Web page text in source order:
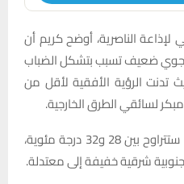
لإذاعة الناصرية، أوضح كريم أن
جوي ضعيف تسبب بتشكل الضباب
تدنت الرؤية الأفقية لأقل من
وأشار إلى أن درجات الحرارة اليوم ستتراوح بين 28 و32 درجة مئوية،
شرقية خفيفة إلى معتدلة.